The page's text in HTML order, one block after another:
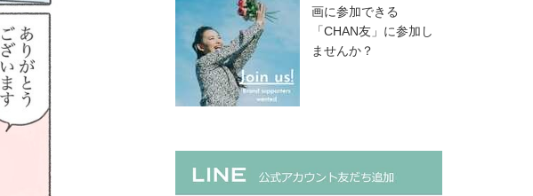
画に参加できる
「CHAN友」に参加し
ませんか？